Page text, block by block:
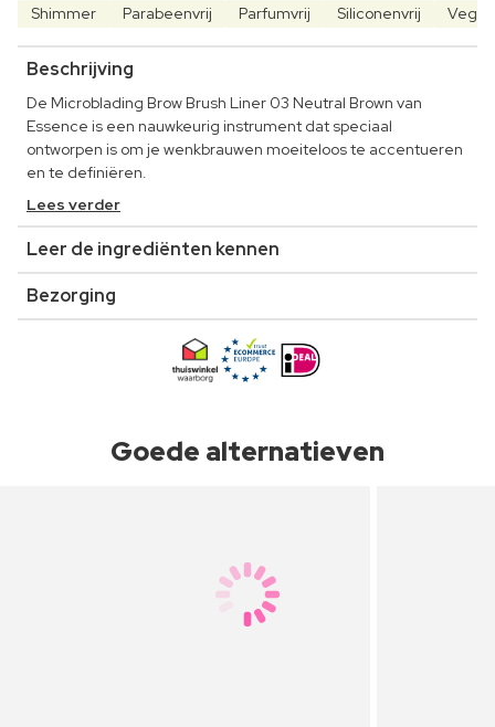
Shimmer Parabeenvrij Parfumvrij Siliconenvrij Vegan
Beschrijving
De Microblading Brow Brush Liner 03 Neutral Brown van
Essence is een nauwkeurig instrument dat speciaal
ontworpen is om je wenkbrauwen moeiteloos te accentueren
en te definiëren.
Lees verder
Leer de ingrediënten kennen
Bezorging
Goede alternatieven